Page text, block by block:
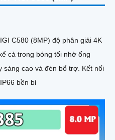
C580 (8MP) độ phân giải 4K
cả trong bóng tối nhờ ống
cao và đèn bổ trợ. Kết nối
bền bỉ